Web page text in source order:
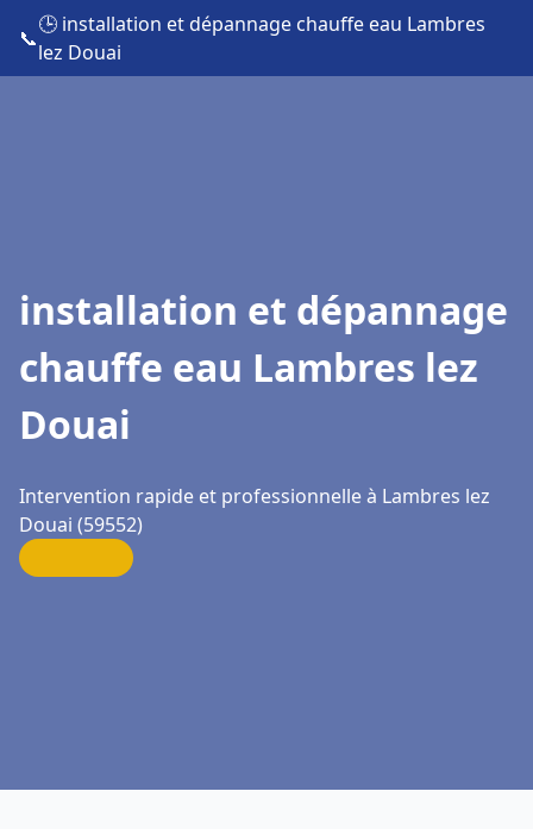
📞
🕒 installation et dépannage chauffe eau Lambres
lez Douai
installation et dépannage
chauffe eau Lambres lez
Douai
Intervention rapide et professionnelle à Lambres lez
Douai (59552)